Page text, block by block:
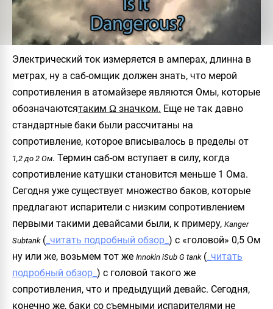
Электрический ток измеряется в амперах, длинна в
метрах, ну а саб-омщик должен знать, что мерой
сопротивления в атомайзере являются Омы, которые
обозначаютсятаким Ω значком. Еще не так давно
стандартные баки были рассчитаны на
сопротивление, которое вписывалось в пределы от
1,2 до 2 Ом. Термин саб-ом вступает в силу, когда
сопротивление катушки становится меньше 1 Ома.
Сегодня уже существует множество баков, которые
предлагают испарители с низким сопротивлением
первыми такими девайсами были, к примеру, Kanger
Subtank( _читать подробный обзор_ ) с «головой» 0,5 Ом
ну или же, возьмем тот же Innokin iSub G tank( _читать
подробный обзор_ ) с головой такого же
сопротивления, что и предыдущий девайс. Сегодня,
конечно же, баки со съемными испарителями не